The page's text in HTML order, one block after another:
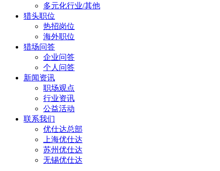
多元化行业/其他
猎头职位
热招岗位
海外职位
猎场问答
企业问答
个人问答
新闻资讯
职场观点
行业资讯
公益活动
联系我们
优仕达总部
上海优仕达
苏州优仕达
无锡优仕达